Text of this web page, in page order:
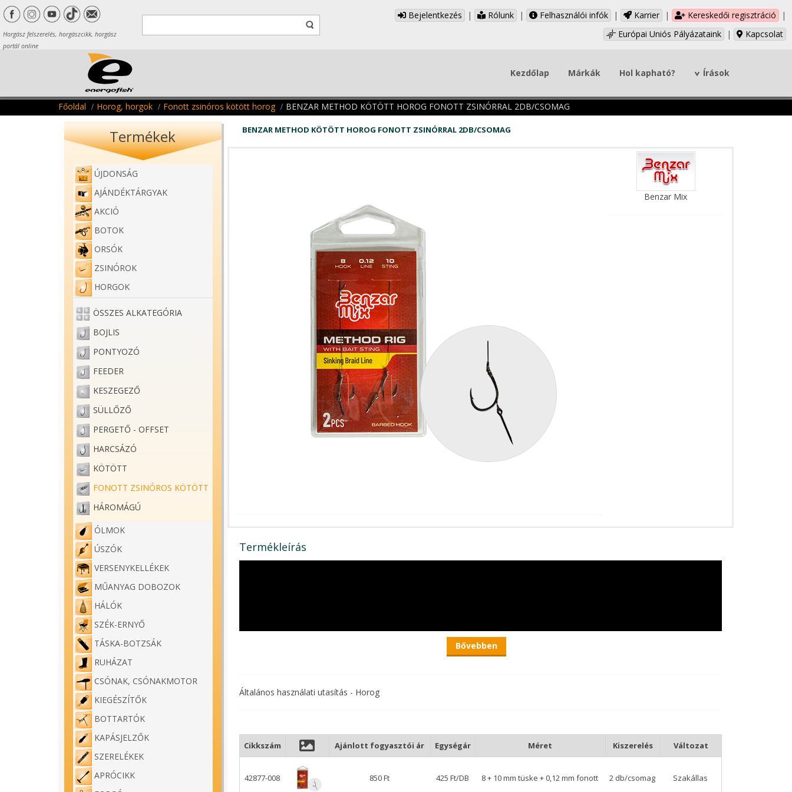
Horgász felszerelés, horgászcikk, horgász
portál online
Bejelentkezés | Rólunk | Felhasználói infók | Karrier | Kereskedői regisztráció
|
Európai Uniós Pályázataink
| Kapcsolat
Kezdőlap Márkák Hol kapható? Írások
Főoldal Horog, horgok Fonott zsinóros kötött horog BENZAR METHOD KÖTÖTT HOROG FONOTT ZSINÓRRAL 2DB/CSOMAG
Termékek
ÚJDONSÁG
AJÁNDÉKTÁRGYAK
AKCIÓ
BOTOK
ORSÓK
ZSINÓROK
HORGOK
ÖSSZES ALKATEGÓRIA
BOJLIS
PONTYOZÓ
FEEDER
KESZEGEZŐ
SÜLLŐZŐ
PERGETŐ - OFFSET
HARCSÁZÓ
KÖTÖTT
FONOTT ZSINÓROS KÖTÖTT
HÁROMÁGÚ
ÓLMOK
ÚSZÓK
VERSENYKELLÉKEK
MŰANYAG DOBOZOK
HÁLÓK
SZÉK-ERNYŐ
TÁSKA-BOTZSÁK
RUHÁZAT
CSÓNAK, CSÓNAKMOTOR
KIEGÉSZÍTŐK
BOTTARTÓK
KAPÁSJELZŐK
SZERELÉKEK
APRÓCIKK
BENZAR METHOD KÖTÖTT HOROG FONOTT ZSINÓRRAL 2DB/CSOMAG
Benzar Mix
Termékleírás
Bővebben
Általános használati utasítás - Horog
Cikkszám Ajánlott fogyasztói ár Egységár Méret Kiszerelés Változat
42877-008 850 Ft 425 Ft/DB 8 + 10 mm tüske + 0,12 mm fonott 2 db/csomag Szakállas